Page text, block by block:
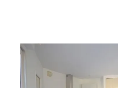
Ref : 9543